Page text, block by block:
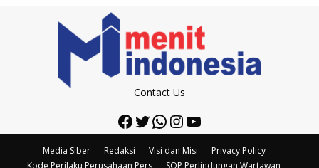
Contact Us
Facebook
Twitter
WhatsApp
Instagram
YouTube
Media Siber Redaksi Visi dan Misi
Privacy Policy
Kode Perilaku Perusahaan Pers
SOP Perlindungan Wartawan